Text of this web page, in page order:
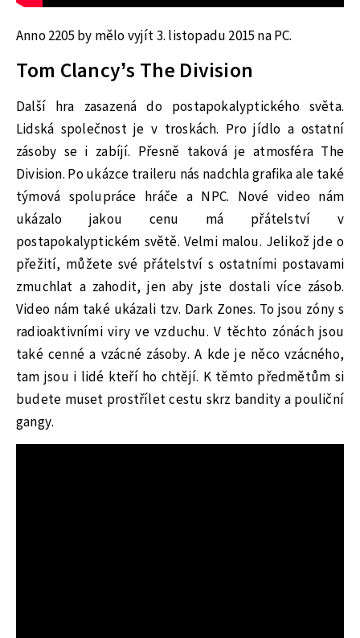
Anno 2205 by mělo vyjít 3. listopadu 2015 na PC.
Tom Clancy’s The Division
Další hra zasazená do postapokalyptického světa.
Lidská společnost je v troskách. Pro jídlo a ostatní
zásoby se i zabíjí. Přesně taková je atmosféra The
Division. Po ukázce traileru nás nadchla grafika ale také
týmová spolupráce hráče a NPC. Nové video nám
ukázalo jakou cenu má přátelství v
postapokalyptickém světě. Velmi malou. Jelikož jde o
přežití, můžete své přátelství s ostatními postavami
zmuchlat a zahodit, jen aby jste dostali více zásob.
Video nám také ukázali tzv. Dark Zones. To jsou zóny s
radioaktivními viry ve vzduchu. V těchto zónách jsou
také cenné a vzácné zásoby. A kde je něco vzácného,
tam jsou i lidé kteří ho chtějí. K těmto předmětům si
budete muset prostřílet cestu skrz bandity a pouliční
gangy.